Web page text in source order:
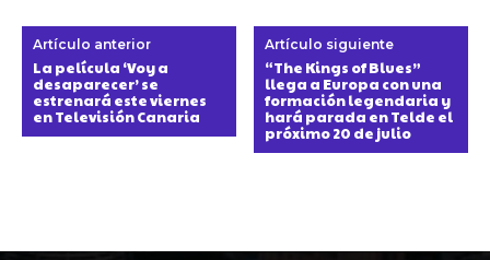
Artículo anterior
La película ‘Voy a
desaparecer’ se
estrenará este viernes
en Televisión Canaria
Artículo siguiente
“The Kings of Blues”
llega a Europa con una
formación legendaria y
hará parada en Telde el
próximo 20 de julio